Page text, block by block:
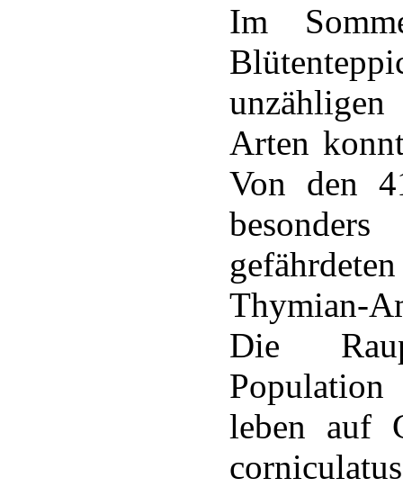
Im
Arten
Von den
Thymian-
Die
leben auf